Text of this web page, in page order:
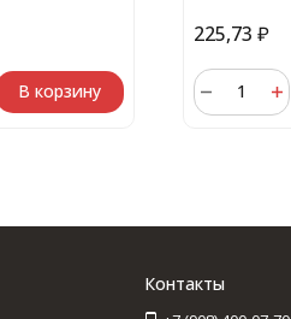
В корзину
225,73 ₽
Контакты